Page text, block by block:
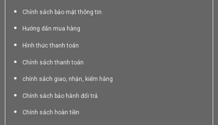
Chính sách bảo mật thông tin
Hướng dẫn mua hàng
Hình thức thanh toán
Chính sách thanh toán
chính sách giao, nhận, kiểm hàng
Chính sách bảo hành đổi trả
Chính sách hoàn tiền